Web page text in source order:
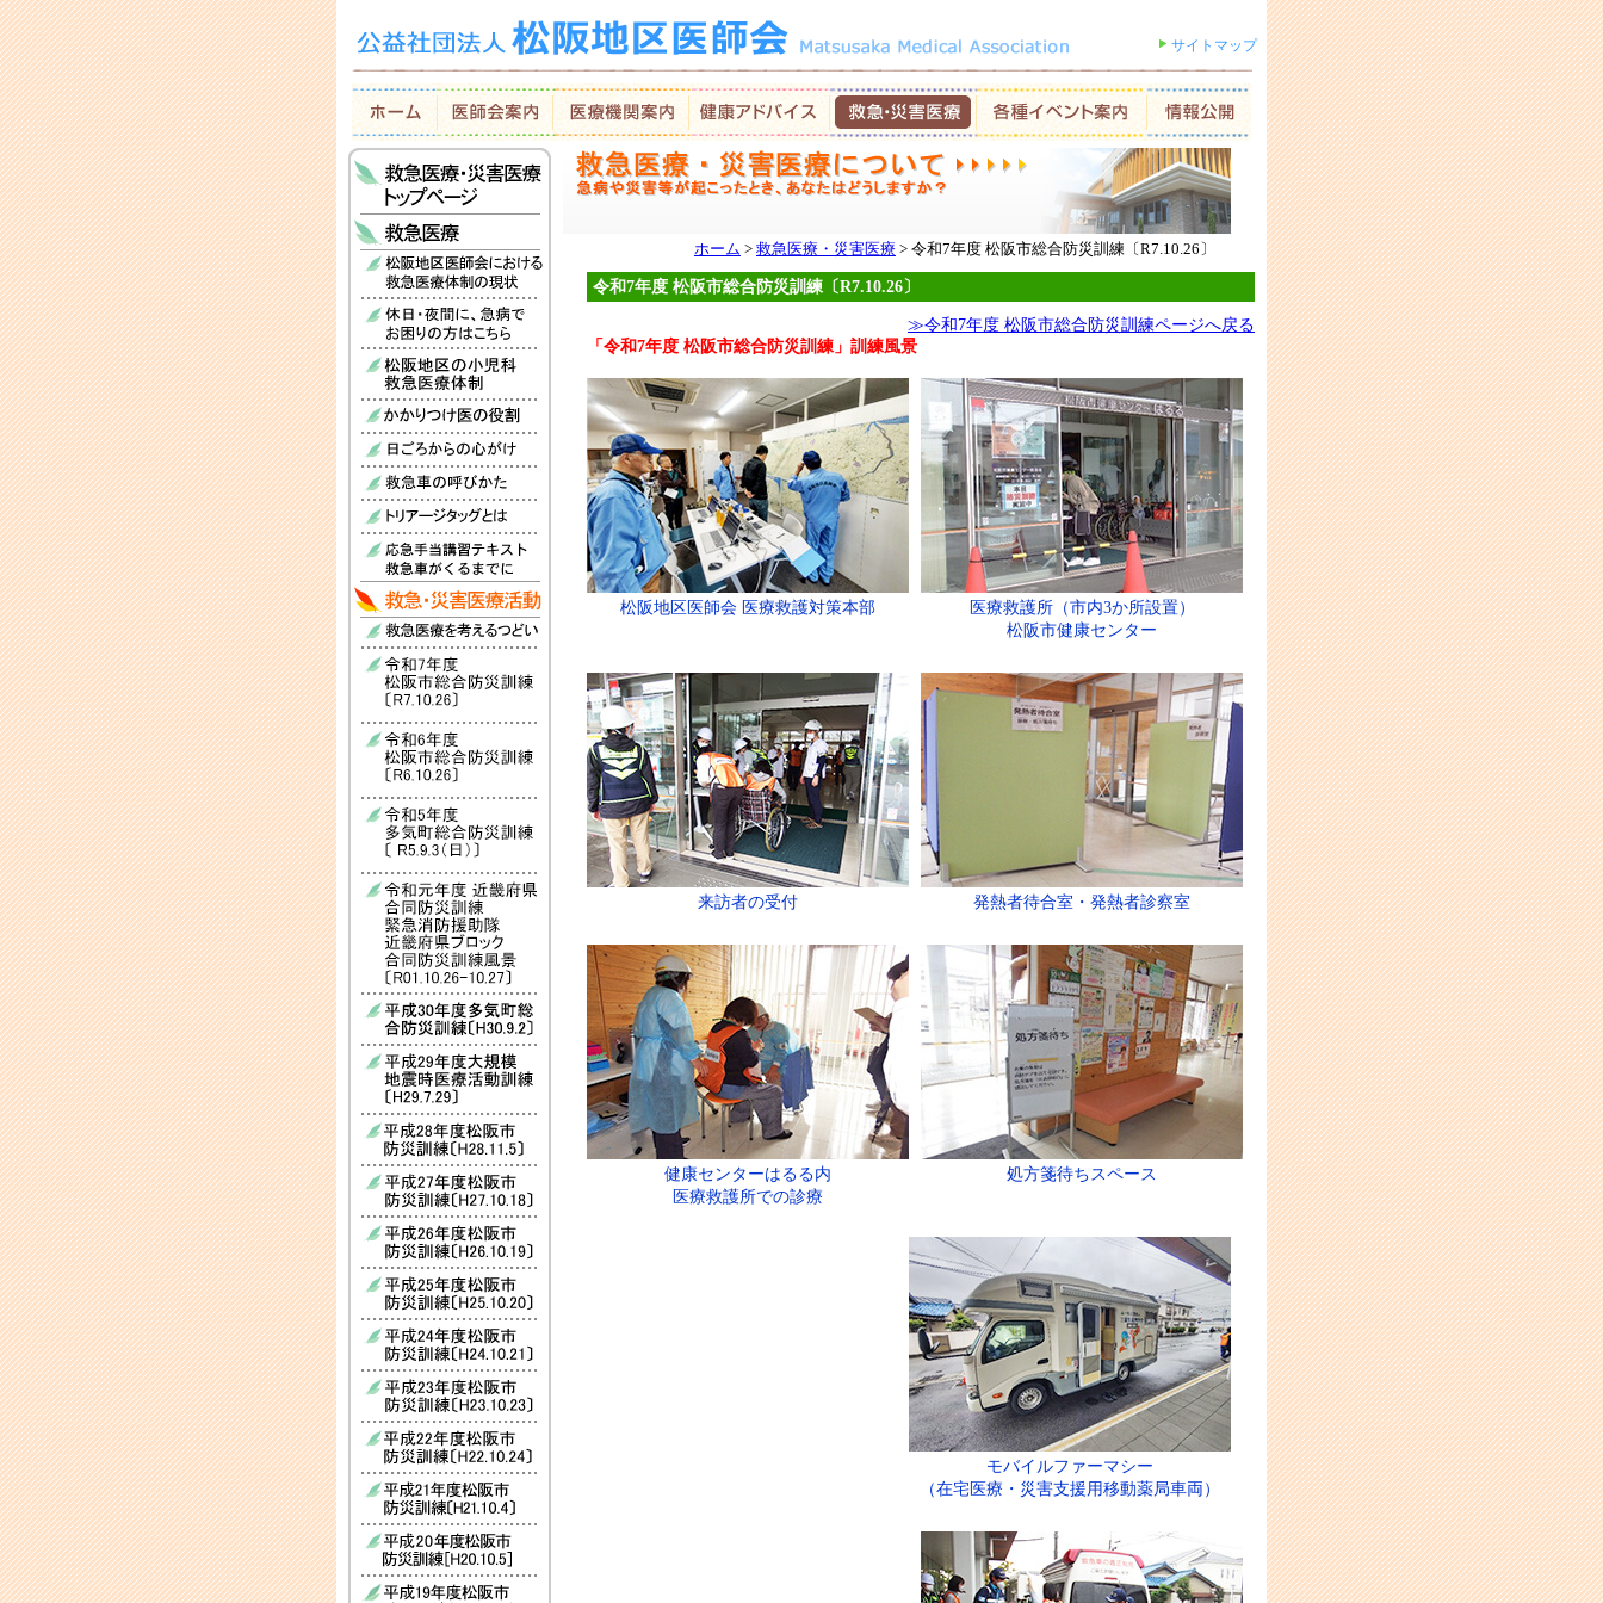
サイトマップ
ホーム > 救急医療・災害医療 > 令和7年度 松阪市総合防災訓練〔R7.10.26〕
令和7年度 松阪市総合防災訓練〔R7.10.26〕
≫令和7年度 松阪市総合防災訓練ページへ戻る
「令和7年度 松阪市総合防災訓練」訓練風景
松阪地区医師会 医療救護対策本部
医療救護所（市内3か所設置）
松阪市健康センター
来訪者の受付 発熱者待合室・発熱者診察室
健康センターはるる内
医療救護所での診療
処方箋待ちスペース
モバイルファーマシー
（在宅医療・災害支援用移動薬局車両）